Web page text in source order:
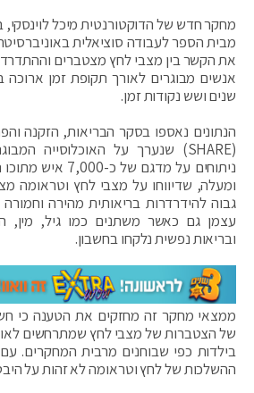
מחקר חדש של הדוקטורנטית מיכל לוינסקי,
מבית הספר לעבודה סוציאלית
את הקשר בין מצבי לחץ מצטברים
שנים ושש נקודות זמן.
הנתונים נאספו בסקר הבריאות, הזקנה
ומעלה, שדיווחו על מצבי לחץ וטראומה
גבוה להידרדרות בריאותית מהירה
עצמן גם כאשר משתנים כמו גיל, מין,
ובריאות נפשית נלקחו בחשבון.
ממצאי מחקר זה מחזקים את הטענה כי
של הצטברות של מצבי לחץ שמתרחשים
בילדות כפי שבוחנים מרבית המחקרים.
ההשלכות של לחץ וטראומה לא זהות על